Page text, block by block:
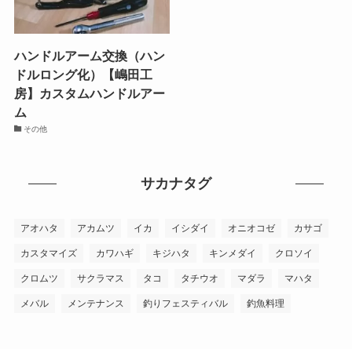
ハンドルアーム交換（ハン
ドルロング化）【嶋田工
房】カスタムハンドルアー
ム
その他
サカナタグ
アオハタ アカムツ イカ イシダイ オニオコゼ カサゴ
カスタマイズ カワハギ キジハタ キンメダイ クロソイ
クロムツ サクラマス タコ タチウオ マダラ マハタ
メバル メンテナンス 釣りフェスティバル 釣魚料理